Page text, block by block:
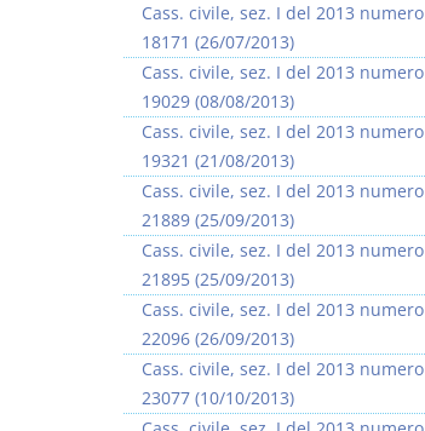
Cass. civile, sez. I del 2013 numero
18171 (26/07/2013)
Cass. civile, sez. I del 2013 numero
19029 (08/08/2013)
Cass. civile, sez. I del 2013 numero
19321 (21/08/2013)
Cass. civile, sez. I del 2013 numero
21889 (25/09/2013)
Cass. civile, sez. I del 2013 numero
21895 (25/09/2013)
Cass. civile, sez. I del 2013 numero
22096 (26/09/2013)
Cass. civile, sez. I del 2013 numero
23077 (10/10/2013)